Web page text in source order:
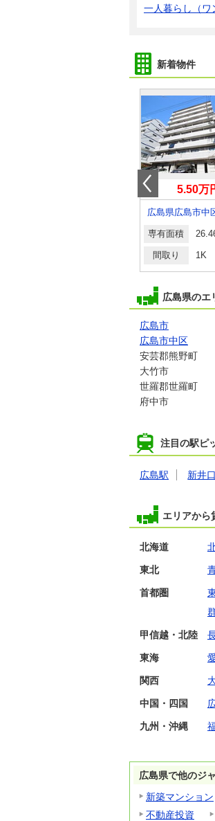
一人暮らし（ワ
新着物件
5.50万
広島県広島市中
専有面積
間取り 1K
広島県のエ
広島市
広島市中区
安芸郡熊野町
大竹市
世羅郡世羅町
府中市
注目の駅ピ
広島駅 新井
エリアから
北海道
東北
首都圏
甲信越・北陸
東海
関西
中国・四国
九州・沖縄
広島県で他のジ
新築マンション
不動産投資